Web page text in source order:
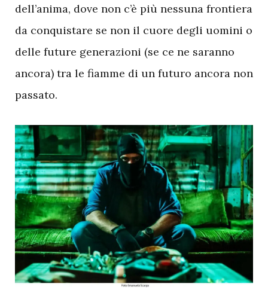
dell’anima, dove non c’è più nessuna frontiera
da conquistare se non il cuore degli uomini o
delle future generazioni (se ce ne saranno
ancora) tra le fiamme di un futuro ancora non
passato.